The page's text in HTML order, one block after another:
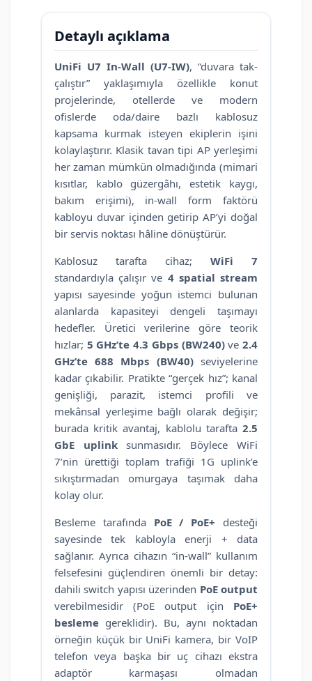
Detaylı açıklama
UniFi U7 In-Wall (U7-IW), “duvara tak-
çalıştır” yaklaşımıyla özellikle konut
projelerinde, otellerde ve modern
ofislerde oda/daire bazlı kablosuz
kapsama kurmak isteyen ekiplerin işini
kolaylaştırır. Klasik tavan tipi AP yerleşimi
her zaman mümkün olmadığında (mimari
kısıtlar, kablo güzergâhı, estetik kaygı,
bakım erişimi), in-wall form faktörü
kabloyu duvar içinden getirip AP’yi doğal
bir servis noktası hâline dönüştürür.
Kablosuz tarafta cihaz; WiFi 7
standardıyla çalışır ve 4 spatial stream
yapısı sayesinde yoğun istemci bulunan
alanlarda kapasiteyi dengeli taşımayı
hedefler. Üretici verilerine göre teorik
hızlar; 5 GHz’te 4.3 Gbps (BW240)ve2.4
GHz’te 688 Mbps (BW40)seviyelerine
kadar çıkabilir. Pratikte “gerçek hız”; kanal
genişliği, parazit, istemci profili ve
mekânsal yerleşime bağlı olarak değişir;
burada kritik avantaj, kablolu tarafta 2.5
GbE uplinksunmasıdır. Böylece WiFi
7’nin ürettiği toplam trafiği 1G uplink’e
sıkıştırmadan omurgaya taşımak daha
kolay olur.
Besleme tarafında PoE / PoE+ desteği
sayesinde tek kabloyla enerji + data
sağlanır. Ayrıca cihazın “in-wall” kullanım
felsefesini güçlendiren önemli bir detay:
dahili switch yapısı üzerinden PoE output
verebilmesidir (PoE output için PoE+
besleme gereklidir). Bu, aynı noktadan
örneğin küçük bir UniFi kamera, bir VoIP
telefon veya başka bir uç cihazı ekstra
adaptör karmaşası olmadan